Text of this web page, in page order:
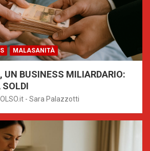
MALASANITÀ
UN BUSINESS MILIARDARIO:
SOLDI
- Sara Palazzotti